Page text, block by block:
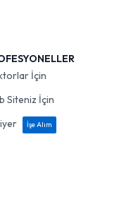
İçin
Siteniz İçin
İşe Alım